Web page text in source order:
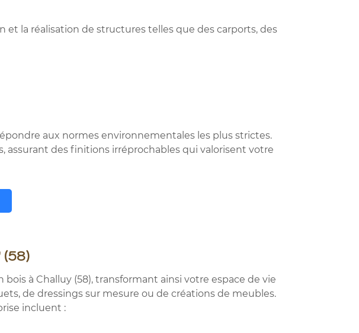
et la réalisation de structures telles que des carports, des
aux normes environnementales les plus strictes.
assurant des finitions irréprochables qui valorisent votre
(58)
à Challuy (58), transformant ainsi votre espace de vie
de dressings sur mesure ou de créations de meubles.
incluent :